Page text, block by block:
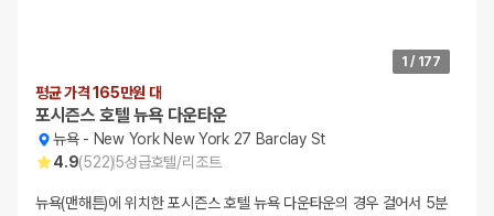
1 / 177
평균 가격 165만원 대
포시즌스 호텔 뉴욕 다운타운
뉴욕- New York New York 27 Barclay St
4.9(522)5성급호텔/리조트
뉴욕(맨해튼)에 위치한 포시즌스 호텔 뉴욕 다운타운의 경우 걸어서 5분